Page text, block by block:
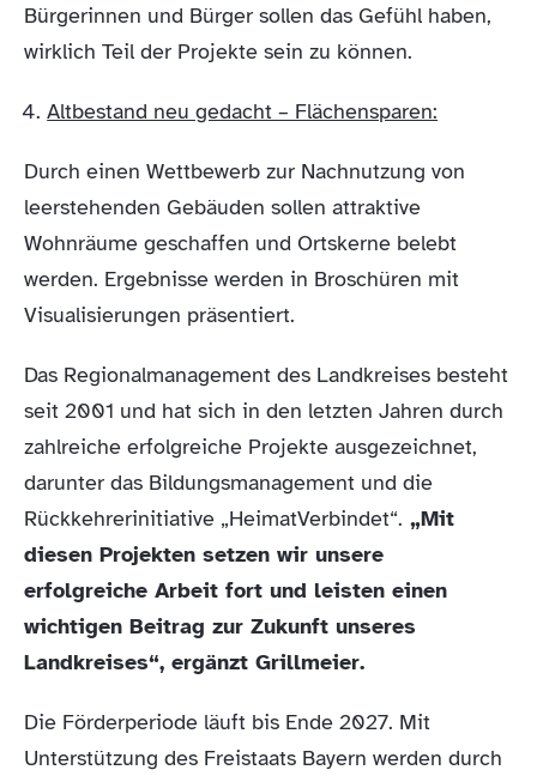
Bürgerinnen und Bürger sollen das Gefühl haben,
wirklich Teil der Projekte sein zu können.
Altbestand neu gedacht – Flächensparen:
Durch einen Wettbewerb zur Nachnutzung von
leerstehenden Gebäuden sollen attraktive
Wohnräume geschaffen und Ortskerne belebt
werden. Ergebnisse werden in Broschüren mit
Visualisierungen präsentiert.
Das Regionalmanagement des Landkreises besteht
seit 2001 und hat sich in den letzten Jahren durch
zahlreiche erfolgreiche Projekte ausgezeichnet,
darunter das Bildungsmanagement und die
Rückkehrerinitiative „HeimatVerbindet“. „Mit
diesen Projekten setzen wir unsere
erfolgreiche Arbeit fort und leisten einen
wichtigen Beitrag zur Zukunft unseres
Landkreises“, ergänzt Grillmeier.
Die Förderperiode läuft bis Ende 2027. Mit
Unterstützung des Freistaats Bayern werden durch